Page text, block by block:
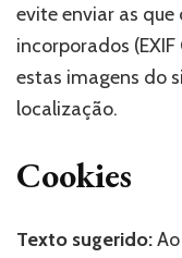
evite enviar as
incorporados
estas imagens do
localização.
Cookies
Texto sugerido: